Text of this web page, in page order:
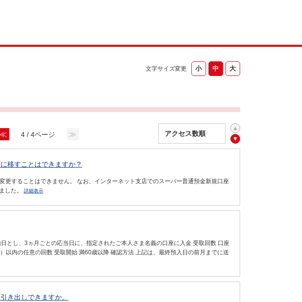
文字サイズ変更
≪ 4 / 4ページ ≫
移すことはできますか？
更することはできません。 なお、インターネット支店でのスーパー普通預金新規口座
した。
詳細表示
とし、3ヵ月ごとの応当日に、指定されたご本人さま名義の口座に入金 受取回数 口座
以内の任意の回数 受取開始 満60歳以降 確認方法 上記は、最終預入日の前月までに送
き出しできますか。